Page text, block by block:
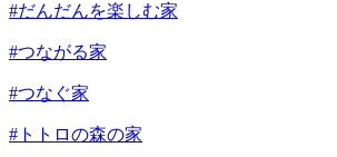
#だんだんを楽しむ家
#つながる家
#つなぐ家
#トトロの森の家